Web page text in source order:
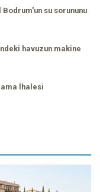
Bodrum'un su sorununu
havuzun makine
İhalesi